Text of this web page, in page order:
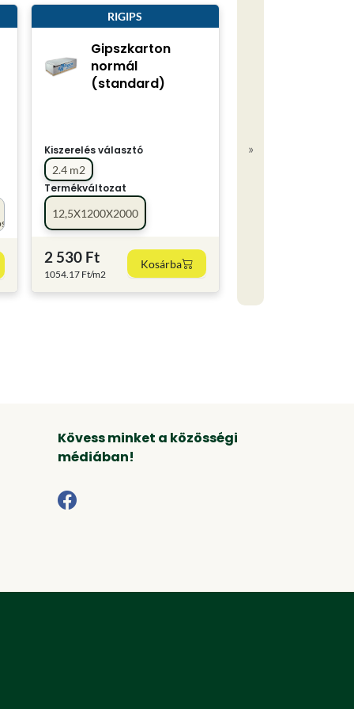
RIGIPS
Gipszkarton
normál
(standard)
Kiszerelés választó
2.4 m2
Termékváltozat
12,5X1200X2000
2 530 Ft
1054.17 Ft/m2
Kosárba
»
Kövess minket a közösségi
médiában!